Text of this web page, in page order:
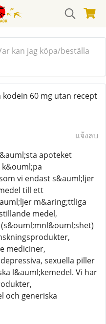
kan jag köpa/beställa
60 mg utan recept
แจ้งลบ
apoteket
vi endast s&auml;ljer
till ett
m&aring;ttliga
medel,
mediciner,
sexuella piller
l&auml;kemedel. Vi har
och generiska